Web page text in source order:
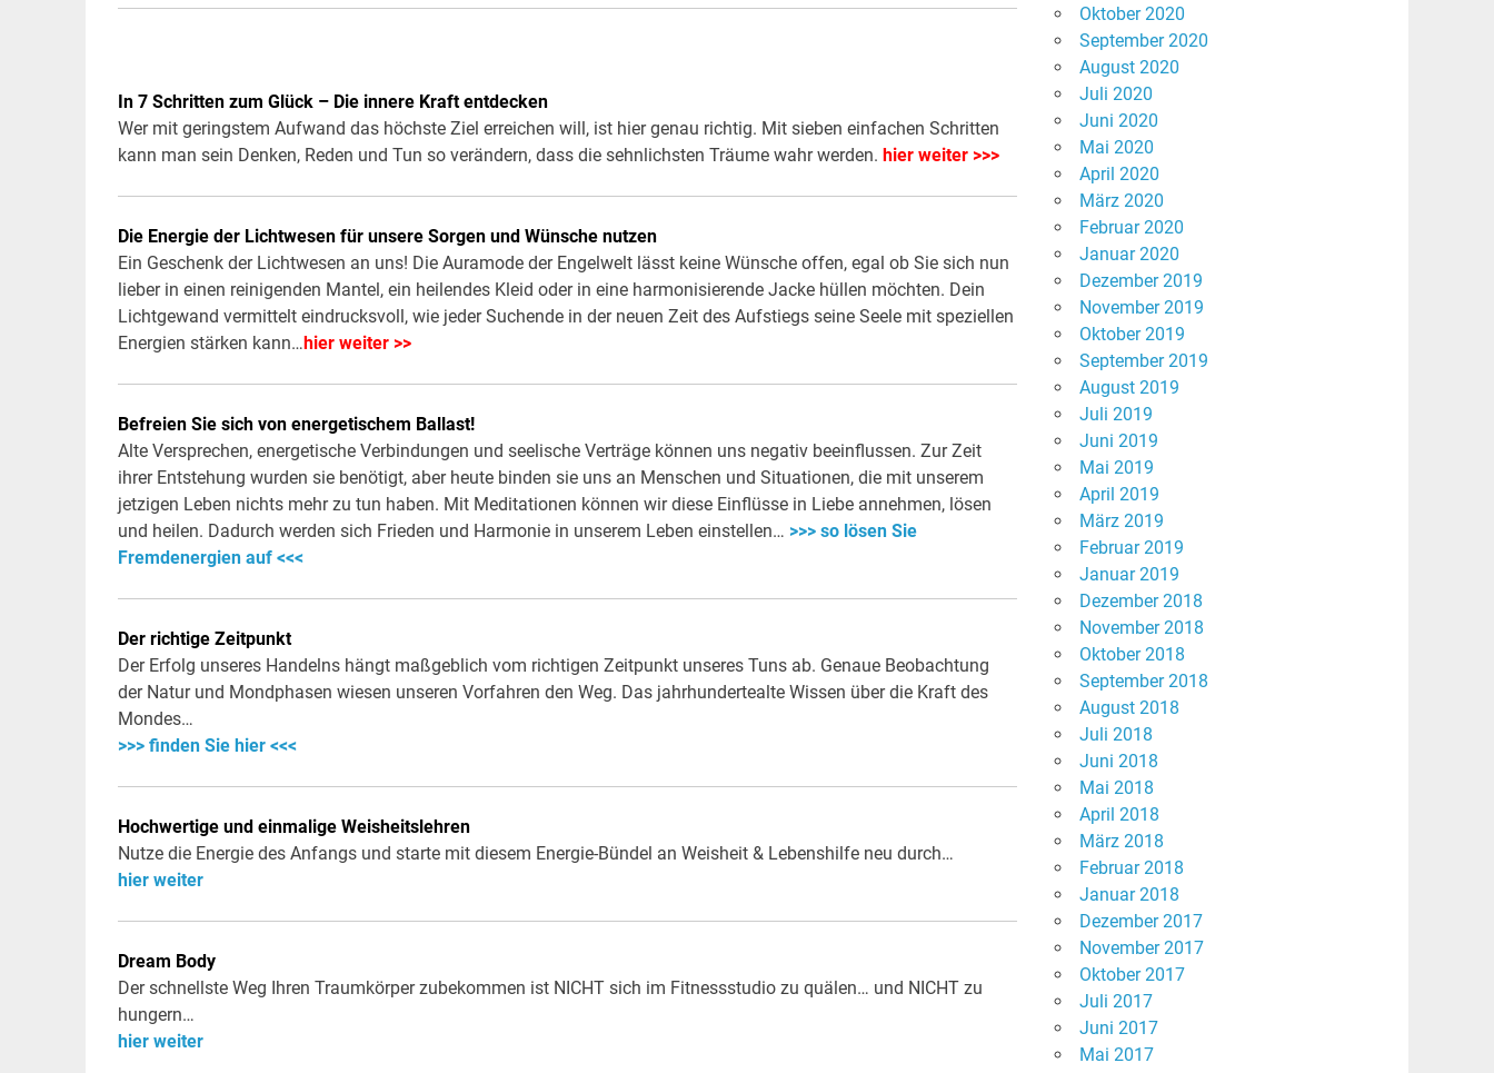
In 7 Schritten zum Glück – Die innere Kraft entdecken
Wer mit geringstem Aufwand das höchste Ziel erreichen will, ist hier genau richtig. Mit sieben einfachen Schritten
kann man sein Denken, Reden und Tun so verändern, dass die sehnlichsten Träume wahr werden. hier weiter >>>
Die Energie der Lichtwesen für unsere Sorgen und Wünsche nutzen
Ein Geschenk der Lichtwesen an uns! Die Auramode der Engelwelt lässt keine Wünsche offen, egal ob Sie sich nun
lieber in einen reinigenden Mantel, ein heilendes Kleid oder in eine harmonisierende Jacke hüllen möchten. Dein
Lichtgewand vermittelt eindrucksvoll, wie jeder Suchende in der neuen Zeit des Aufstiegs seine Seele mit speziellen
Energien stärken kann… hier weiter >>
Befreien Sie sich von energetischem Ballast!
Alte Versprechen, energetische Verbindungen und seelische Verträge können uns negativ beeinflussen. Zur Zeit
ihrer Entstehung wurden sie benötigt, aber heute binden sie uns an Menschen und Situationen, die mit unserem
jetzigen Leben nichts mehr zu tun haben. Mit Meditationen können wir diese Einflüsse in Liebe annehmen, lösen
und heilen. Dadurch werden sich Frieden und Harmonie in unserem Leben einstellen… >>> so lösen Sie
Fremdenergien auf <<<
Der richtige Zeitpunkt
Der Erfolg unseres Handelns hängt maßgeblich vom richtigen Zeitpunkt unseres Tuns ab. Genaue Beobachtung
der Natur und Mondphasen wiesen unseren Vorfahren den Weg. Das jahrhundertealte Wissen über die Kraft des
Mondes…
>>> finden Sie hier <<<
Hochwertige und einmalige Weisheitslehren
Nutze die Energie des Anfangs und starte mit diesem Energie-Bündel an Weisheit & Lebenshilfe neu durch…
hier weiter
Dream Body
Der schnellste Weg Ihren Traumkörper zubekommen ist NICHT sich im Fitnessstudio zu quälen… und NICHT zu
hungern…
hier weiter
Oktober 2020
September 2020
August 2020
Juli 2020
Juni 2020
Mai 2020
April 2020
März 2020
Februar 2020
Januar 2020
Dezember 2019
November 2019
Oktober 2019
September 2019
August 2019
Juli 2019
Juni 2019
Mai 2019
April 2019
März 2019
Februar 2019
Januar 2019
Dezember 2018
November 2018
Oktober 2018
September 2018
August 2018
Juli 2018
Juni 2018
Mai 2018
April 2018
März 2018
Februar 2018
Januar 2018
Dezember 2017
November 2017
Oktober 2017
Juli 2017
Juni 2017
Mai 2017